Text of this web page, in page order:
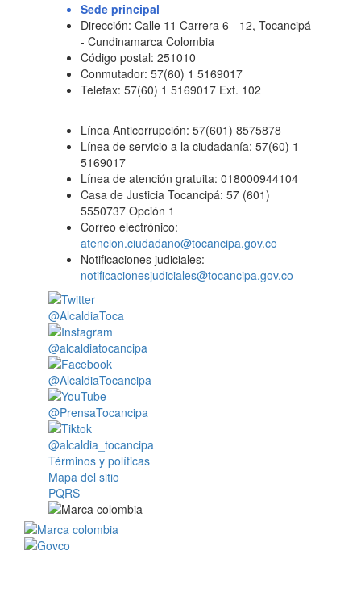
Sede principal
Dirección: Calle 11 Carrera 6 - 12, Tocancipá
- Cundinamarca Colombia
Código postal: 251010
Conmutador: 57(60) 1 5169017
Telefax: 57(60) 1 5169017 Ext. 102
Línea Anticorrupción: 57(601) 8575878
Línea de servicio a la ciudadanía: 57(60) 1
5169017
Línea de atención gratuita: 018000944104
Casa de Justicia Tocancipá: 57 (601)
5550737 Opción 1
Correo electrónico:
atencion.ciudadano@tocancipa.gov.co
Notificaciones judiciales:
notificacionesjudiciales@tocancipa.gov.co
@AlcaldiaToca
@alcaldiatocancipa
@AlcaldiaTocancipa
@PrensaTocancipa
@alcaldia_tocancipa
Términos y políticas
Mapa del sitio
PQRS